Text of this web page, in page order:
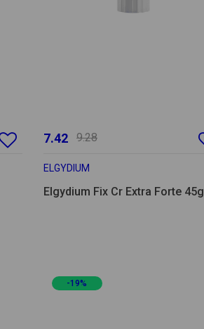
7.42 9.28
ELGYDIUM
Elgydium Fix Cr Extra Forte 45g
-19%